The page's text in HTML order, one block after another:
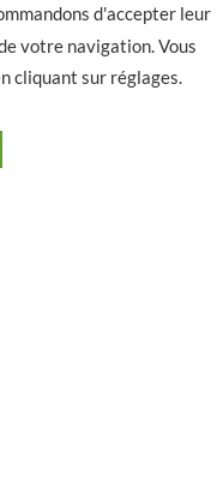
chanvre bio.
favoris
d'accepter leur
votre navigation. Vous
cliquant sur réglages.